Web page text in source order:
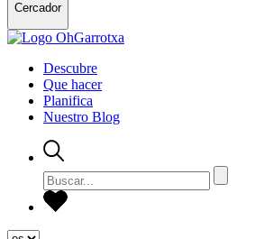
Cercador
Descubre
Que hacer
Planifica
Nuestro Blog